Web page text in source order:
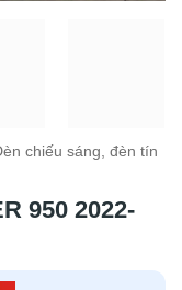
chiếu sáng, đèn tín
950 2022-